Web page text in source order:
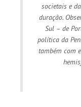
societais e
duração.
Sul – de
política da
também com